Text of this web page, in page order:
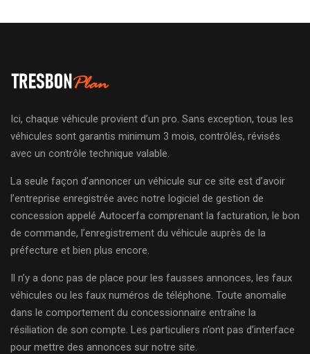
Ici, chaque véhicule provient d’un pro. Sans exception, tous les
véhicules sont garantis minimum 3 mois, contrôlés, révisés
avec un contrôle technique valable.
La seule façon d’annoncer un véhicule sur ce site est d’avoir
l’entreprise enregistrée avec notre logiciel de gestion de
concession appelé Autocerfa comprenant la facturation, le bon
de commande, l’enregistrement du véhicule auprès de la
préfecture et bien plus encore.
Il n’y a donc pas de place pour les fausses annonces, les faux
véhicules ou les faux numéros de téléphone. Toute anomalie
dans le comportement du concessionnaire entraîne la
résiliation de son compte. Les particuliers n’ont pas d’interface
pour mettre des annonces sur notre site.